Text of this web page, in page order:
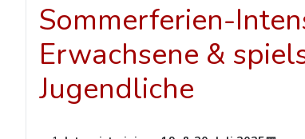
Sommerferien-
Erwachsene &
Jugendliche